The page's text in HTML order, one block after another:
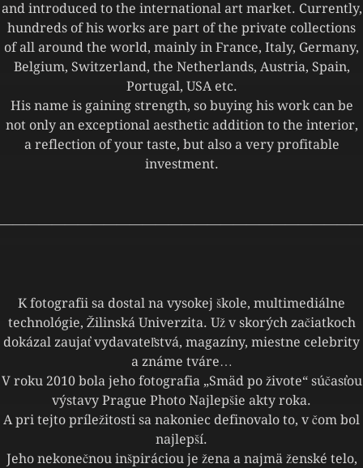
and introduced to the international art market. Currently,
hundreds of his works are part of the private collections
of all around the world, mainly in France, Italy, Germany,
Belgium, Switzerland, the Netherlands, Austria, Spain,
Portugal, USA etc.
His name is gaining strength, so buying his work can be
not only an exceptional aesthetic addition to the interior,
a reflection of your taste, but also a very profitable
investment.
K fotografii sa dostal na vysokej škole, multimediálne
technológie, Žilinská Univerzita. Už v skorých začiatkoch
dokázal zaujať vydavateľstvá, magazíny, miestne celebrity
a známe tváre…
V roku 2010 bola jeho fotografia „Smäd po živote“ súčasťou
výstavy Prague Photo Najlepšie akty roka.
A pri tejto príležitosti sa nakoniec definovalo to, v čom bol
najlepší.
Jeho nekonečnou inšpiráciou je žena a najmä ženské telo,